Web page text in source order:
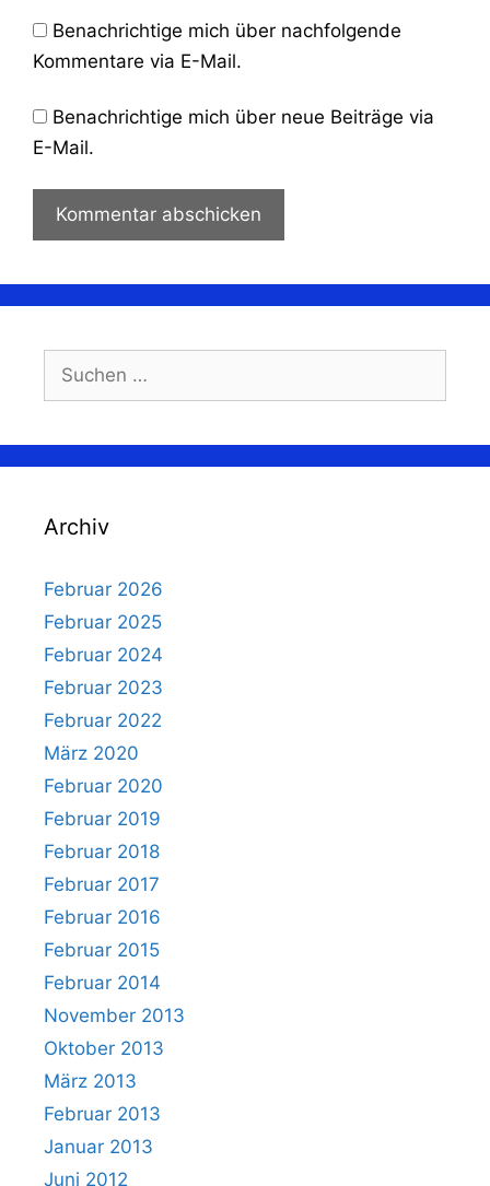
Benachrichtige mich über nachfolgende
Kommentare via E-Mail.
Benachrichtige mich über neue Beiträge via
E-Mail.
Suchen
nach:
Archiv
Februar 2026
Februar 2025
Februar 2024
Februar 2023
Februar 2022
März 2020
Februar 2020
Februar 2019
Februar 2018
Februar 2017
Februar 2016
Februar 2015
Februar 2014
November 2013
Oktober 2013
März 2013
Februar 2013
Januar 2013
Juni 2012